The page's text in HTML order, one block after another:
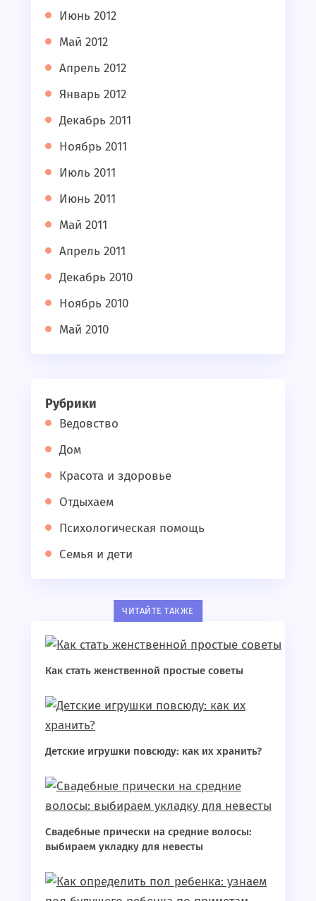
Июнь 2012
Май 2012
Апрель 2012
Январь 2012
Декабрь 2011
Ноябрь 2011
Июль 2011
Июнь 2011
Май 2011
Апрель 2011
Декабрь 2010
Ноябрь 2010
Май 2010
Рубрики
Ведовство
Дом
Красота и здоровье
Отдыхаем
Психологическая помощь
Семья и дети
ЧИТАЙТЕ ТАКЖЕ
Как стать женственной простые советы
Детские игрушки повсюду: как их хранить?
Свадебные прически на средние волосы:
выбираем укладку для невесты